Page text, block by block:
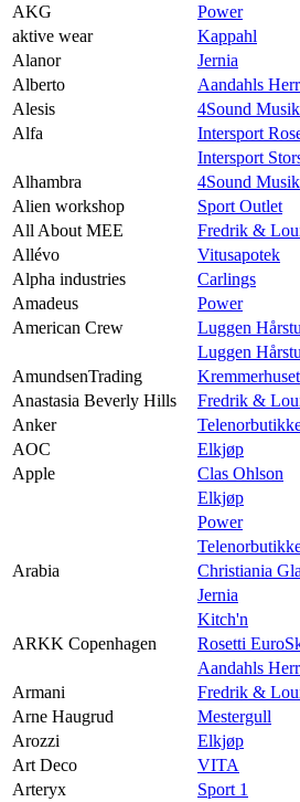
AKG
Power
aktive wear
Kappahl
Alanor
Jernia
Alberto
Aandahls
Alesis
4Sound
Alfa
Intersport
Intersport
Alhambra
4Sound
Alien workshop
Sport Outlet
All About MEE
Fredrik &
Allévo
Vitusapotek
Alpha industries
Carlings
Amadeus
Power
American Crew
Luggen
Luggen
AmundsenTrading
Kremmerhuset
Anastasia Beverly Hills
Fredrik &
Anker
AOC
Elkjøp
Apple
Clas Ohlson
Elkjøp
Power
Arabia
Christiania
Jernia
Kitch'n
ARKK Copenhagen
Rosetti
Aandahls
Armani
Fredrik &
Arne Haugrud
Mestergull
Arozzi
Elkjøp
Art Deco
VITA
Arteryx
Sport 1